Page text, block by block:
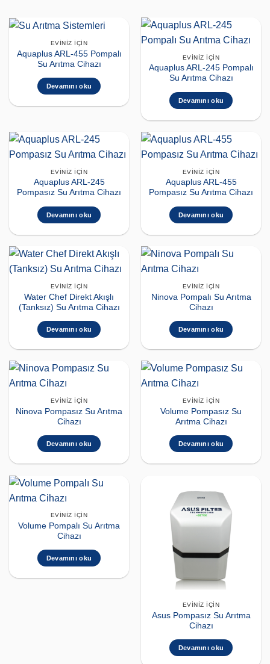
EVINIZ İÇIN
Aquaplus ARL-455 Pompalı
Su Arıtma Cihazı
Devamını oku
EVINIZ İÇIN
Aquaplus ARL-245 Pompalı
Su Arıtma Cihazı
Devamını oku
EVINIZ İÇIN
Aquaplus ARL-245
Pompasız Su Arıtma Cihazı
Devamını oku
EVINIZ İÇIN
Aquaplus ARL-455
Pompasız Su Arıtma Cihazı
Devamını oku
EVINIZ İÇIN
Water Chef Direkt Akışlı
(Tanksız) Su Arıtma Cihazı
Devamını oku
EVINIZ İÇIN
Ninova Pompalı Su Arıtma
Cihazı
Devamını oku
EVINIZ İÇIN
Ninova Pompasız Su Arıtma
Cihazı
Devamını oku
EVINIZ İÇIN
Volume Pompasız Su
Arıtma Cihazı
Devamını oku
EVINIZ İÇIN
Volume Pompalı Su Arıtma
Cihazı
Devamını oku
EVINIZ İÇIN
Asus Pompasız Su Arıtma
Cihazı
Devamını oku